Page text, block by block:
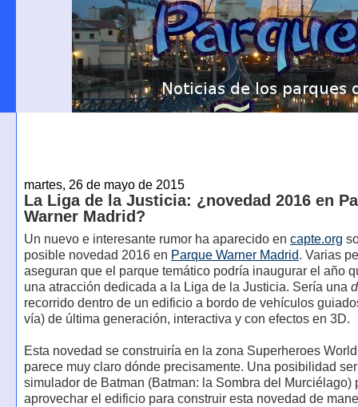
martes, 26 de mayo de 2015
La Liga de la Justicia: ¿novedad 2016 en
Warner Madrid?
Un nuevo e interesante rumor ha aparecido en capte.org
posible novedad 2016 en Parque Warner Madrid. Varias
aseguran que el parque temático podría inaugurar el año
una atracción dedicada a la Liga de la Justicia. Sería una
recorrido dentro de un edificio a bordo de vehículos
vía) de última generación, interactiva y con efectos en 3D.
Esta novedad se construiría en la zona Superheroes
parece muy claro dónde precisamente. Una posibilidad
simulador de Batman (Batman: la Sombra del Murciélago)
aprovechar el edificio para construir esta novedad de